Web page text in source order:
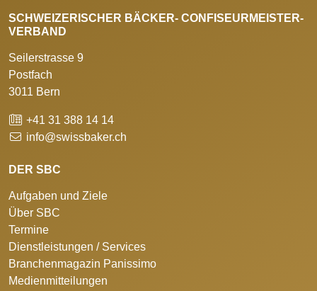
SCHWEIZERISCHER BÄCKER- CONFISEURMEISTER-
VERBAND
Seilerstrasse 9
Postfach
3011 Bern
+41 31 388 14 14
info@swissbaker.ch
DER SBC
Aufgaben und Ziele
Über SBC
Termine
Dienstleistungen / Services
Branchenmagazin Panissimo
Medienmitteilungen